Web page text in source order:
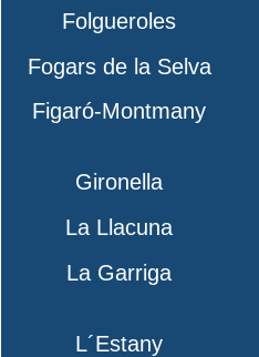
Folgueroles
Fogars de la Selva
Figaró-Montmany
Gironella
La Llacuna
La Garriga
L´Estany